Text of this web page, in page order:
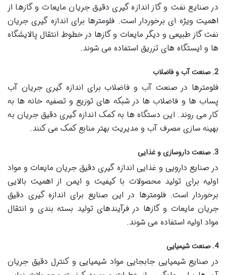
در صنایع نفت و گاز اندازه گیری دقیق جریان مایعات و گازها از
اهمیت ویژه ای برخوردار است. فلومترها برای اندازه گیری جریان
نفت گاز طبیعی و دیگر مایعات و گازها در خطوط انتقال پالایشگاه
ها و ایستگاه های تزریق استفاده می شوند.
2. صنعت آب و فاضلاب
فلومترها در صنعت آب و فاضلاب برای اندازه گیری جریان آب
پساب ها و فاضلاب ها در شبکه های توزیع و تصفیه خانه ها به
کار می روند. این دستگاه ها به کمک اندازه گیری دقیق جریان به
بهینه سازی مصرف آب و مدیریت بهتر منابع کمک می کنند.
3. صنعت داروسازی و غذایی
در صنایع دارویی و غذایی اندازه گیری دقیق جریان مایعات و مواد
اولیه برای تولید محصولات با کیفیت و ایمن از اهمیت بالایی
برخوردار است. فلومترها در این صنایع برای اندازه گیری دقیق
جریان مایعات و گازها در فرآیندهای تولید بسته بندی و انتقال
مواد اولیه استفاده می شوند.
4. صنعت شیمیایی
در صنایع شیمیایی جابجایی مواد شیمیایی و کنترل دقیق جریان